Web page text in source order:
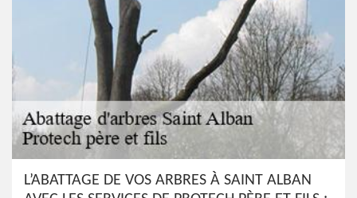
L’ABATTAGE DE VOS ARBRES À SAINT ALBAN